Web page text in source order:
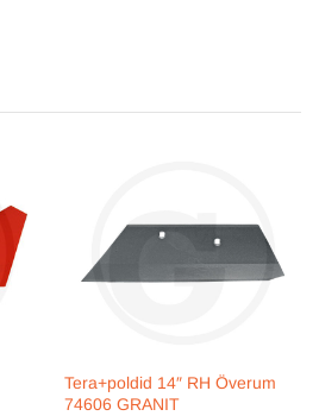
Tera+poldid 14″ RH Överum
74606 GRANIT